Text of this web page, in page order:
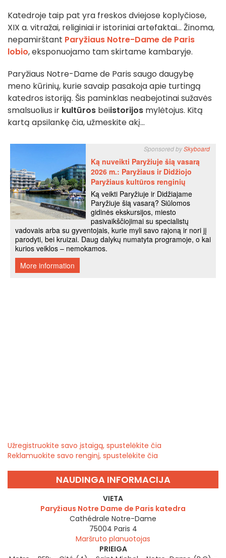
Katedroje taip pat yra freskos dviejose koplyčiose,
XIX a. vitražai, religiniai ir istoriniai artefaktai... Žinoma,
nepamirštant Paryžiaus Notre-Dame de Paris
lobio, eksponuojamo tam skirtame kambaryje.
Paryžiaus Notre-Dame de Paris saugo daugybę
meno kūrinių, kurie savaip pasakoja apie turtingą
katedros istoriją. Šis paminklas neabejotinai sužavės
smalsuolius ir kultūros beiistorijos mylėtojus. Kitą
kartą apsilankę čia, užmeskite akį...
Užregistruokite savo įstaigą, spustelėkite čia
Reklamuokite savo renginį, spustelėkite čia
NAUDINGA INFORMACIJA
VIETA
Paryžiaus Notre Dame de Paris katedra
Cathédrale Notre-Dame
75004 Paris 4
Maršruto planuotojas
PRIEIGA